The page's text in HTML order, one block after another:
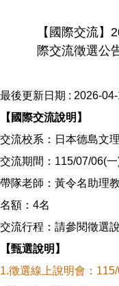
【國際交流】
際交流徵選公
最後更新日期 : 2026-
【國際交流說明】
交流校系：日本德島文
交流期間：115/07/06(
帶隊老師：黃令名助理
名額：4名
交流行程：請參閱徵選
【甄選說明】
1.徵選線上說明會：